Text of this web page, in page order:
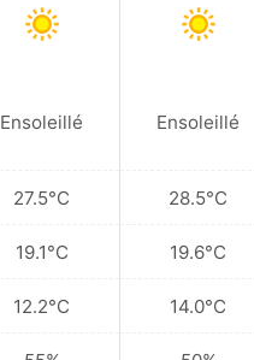
Ensoleillé
27.5°C
19.1°C
12.2°C
Ensoleillé
28.5°C
19.6°C
14.0°C